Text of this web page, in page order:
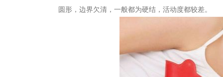
圆形，边界欠清，一般都为硬结，活动度都较差。